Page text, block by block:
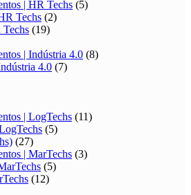
| HR Techs (5)
Techs (2)
Techs (19)
| Indústria 4.0 (8)
4.0 (7)
| LogTechs (11)
(5)
(27)
| MarTechs (3)
(5)
(12)